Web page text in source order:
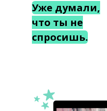
Уже думали,
что ты не
спросишь.